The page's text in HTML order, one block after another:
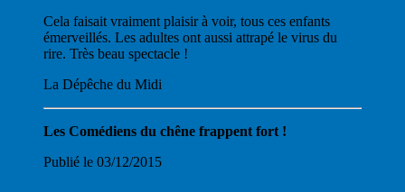
Cela faisait vraiment plaisir à voir, tous ces enfants
émerveillés. Les adultes ont aussi attrapé le virus du
rire. Très beau spectacle !
La Dépêche du Midi
Les Comédiens du chêne frappent fort !
Publié le 03/12/2015